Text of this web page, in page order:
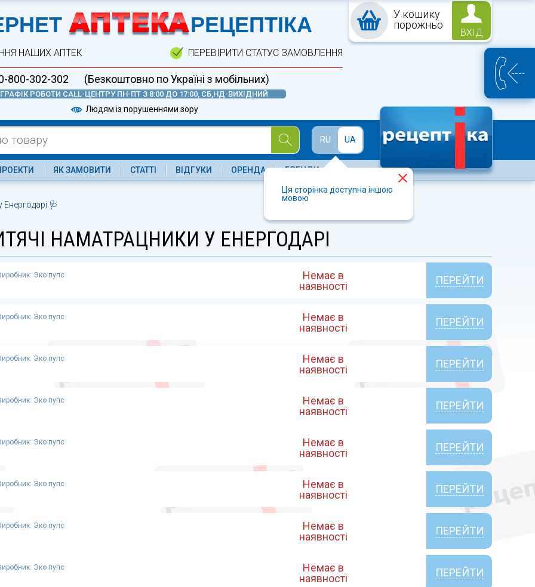
У кошику
порожньо
ВХІД
АПТЕКА
РЕЦЕПТІКА
НАШИХ АПТЕК ПЕРЕВІРИТИ СТАТУС ЗАМОВЛЕННЯ
800-302-302 (Безкоштовно по Україні з мобільних)
ГРАФІК РОБОТИ CALL-ЦЕНТРУ ПН-ПТ З 8:00 ДО 17:00, СБ,НД-ВИХІДНИЙ
Людям із порушеннями зору
RU UA
Ця сторінка доступна іншою
мовою
ЯК ЗАМОВИТИ СТАТТІ ВІДГУКИ ОРЕНДА БРЕНДИ
Енергодарі 🩺
НАМАТРАЦНИКИ У ЕНЕРГОДАРІ
Эко пупс
Немає в
наявності
ПЕРЕЙТИ
Эко пупс
Немає в
наявності
ПЕРЕЙТИ
Эко пупс
Немає в
наявності
ПЕРЕЙТИ
Эко пупс
Немає в
наявності
ПЕРЕЙТИ
Эко пупс
Немає в
наявності
ПЕРЕЙТИ
Эко пупс
Немає в
наявності
ПЕРЕЙТИ
Эко пупс
Немає в
наявності
ПЕРЕЙТИ
Эко пупс
Немає в
наявності
ПЕРЕЙТИ